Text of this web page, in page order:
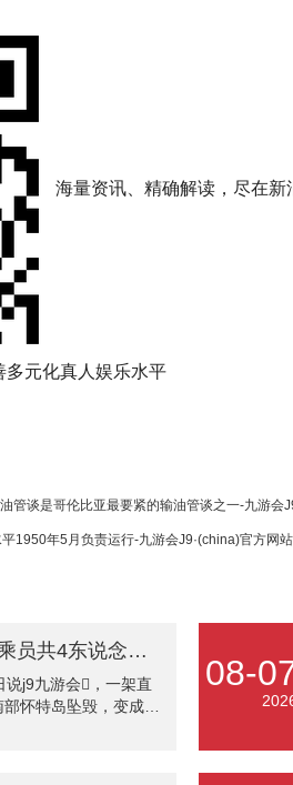
海量资讯、精确解读，尽在新
元化真人娱乐水平
管谈是哥伦比亚最要紧的输油管谈之一-九游会
1950年5月负责运行-九游会J9·(china)官方网
j9九游会直升机乘员共4东说念主-九游会J9·(china)官方网站-真人游戏第一品牌
j9九游会，一架直
怀特岛坠毁，变成3
08-